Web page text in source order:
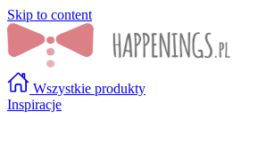
Skip to content
Wszystkie produkty
Inspiracje